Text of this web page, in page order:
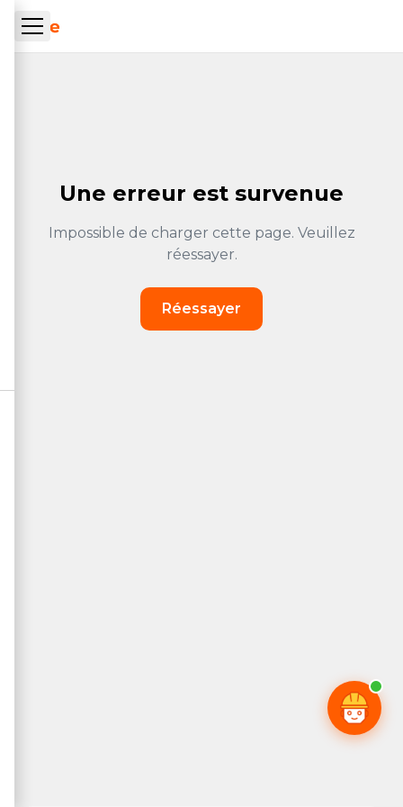
Skip to main content
Une erreur est survenue
Impossible de charger cette page. Veuillez
réessayer.
Réessayer